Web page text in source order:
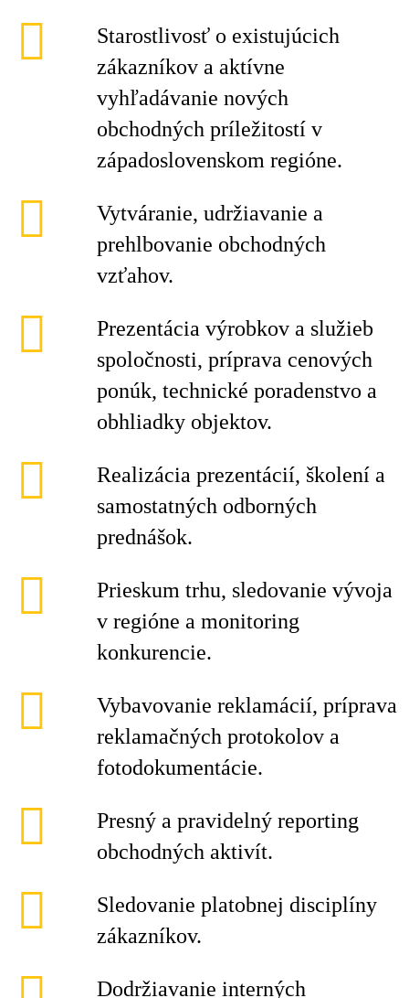
Starostlivosť o existujúcich
zákazníkov a aktívne
vyhľadávanie nových
obchodných príležitostí v
západoslovenskom regióne.
Vytváranie, udržiavanie a
prehlbovanie obchodných
vzťahov.
Prezentácia výrobkov a služieb
spoločnosti, príprava cenových
ponúk, technické poradenstvo a
obhliadky objektov.
Realizácia prezentácií, školení a
samostatných odborných
prednášok.
Prieskum trhu, sledovanie vývoja
v regióne a monitoring
konkurencie.
Vybavovanie reklamácií, príprava
reklamačných protokolov a
fotodokumentácie.
Presný a pravidelný reporting
obchodných aktivít.
Sledovanie platobnej disciplíny
zákazníkov.
Dodržiavanie interných